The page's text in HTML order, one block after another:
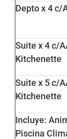
Depto x 4 c/
Suite x 4 c/
Kitchenette
Suite x 5 c/
Kitchenette
Incluye:
Piscina